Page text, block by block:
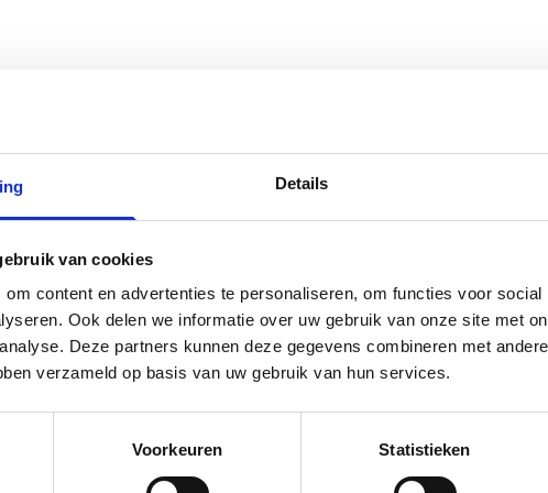
Details
van cookies
om content en advertenties te personaliseren, om functies voor
Ook delen we informatie over uw gebruik van onze site met
Deze partners kunnen deze gegevens combineren met
verzameld op basis van uw gebruik van hun services.
Voorkeuren Statistieken
SEO en online groeien.
en branchespecifieke platforms. Zorg dat je naam,